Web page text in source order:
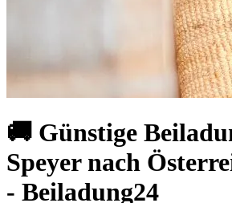
🚚 Günstige
Speyer nach
- Beiladung24